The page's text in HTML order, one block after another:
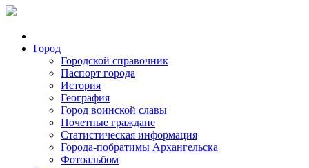
Город
Городской справочник
Паспорт города
История
География
Город воинской славы
Почетные граждане
Статистическая информация
Города-побратимы Архангельска
Фотоальбом